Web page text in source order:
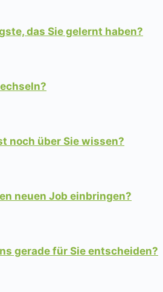
das Sie gelernt haben?
noch über Sie wissen?
neuen Job einbringen?
gerade für Sie entscheiden?